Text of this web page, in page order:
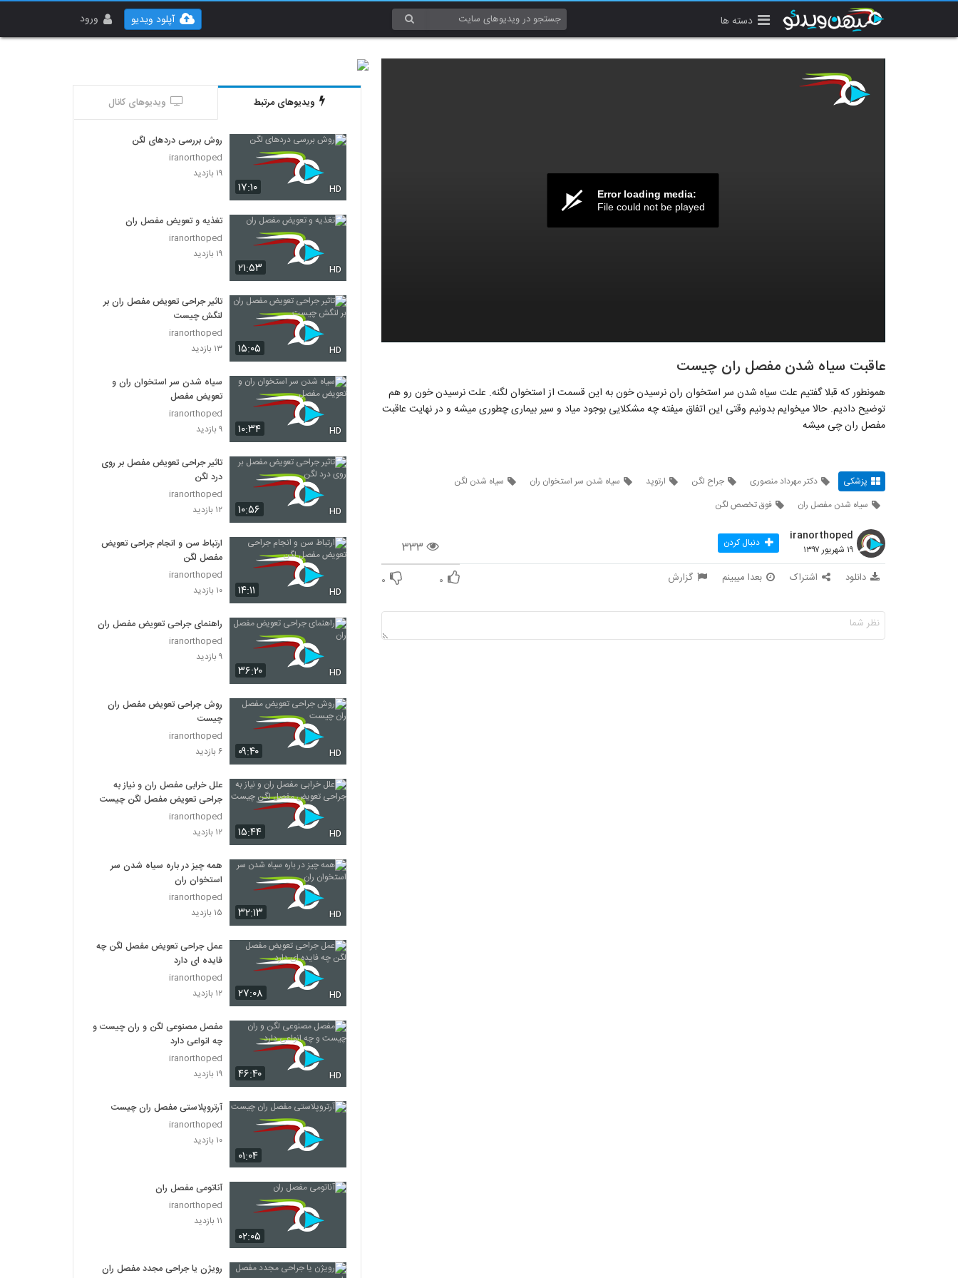
دسته ها ورود آپلود ویدیو
Error loading media:
File could not be played
عاقبت سیاه شدن مفصل ران چیست
همونطور که قبلا گفتیم علت سیاه شدن سر استخوان ران نرسیدن خون به این قسمت از استخوان لگنه. علت نرسیدن خون رو هم
توضیح دادیم. حالا میخوایم بدونیم وقتی این اتفاق میفته چه مشکلایی بوجود میاد و سیر بیماری چطوری میشه و در نهایت عاقبت
مفصل ران چی میشه
پزشکی دکتر مهرداد منصوری جراح لگن ارتوپد سیاه شدن سر استخوان ران
سیاه شدن لگن
سیاه شدن مفصل ران
فوق تخصص لگن
۳۳۳
iranorthoped
۱۹ شهریور ۱۳۹۷ دنبال کردن
دانلود اشتراک بعدا میبینم گزارش ۰ ۰
ویدیوهای مرتبط ویدیوهای کانال
۱۷:۱۰ HD
روش بررسی دردهای لگن
iranorthoped
۱۹ بازدید
۲۱:۵۳ HD
تغذیه و تعویض مفصل ران
iranorthoped
۱۹ بازدید
۱۵:۰۵ HD
تاثیر جراحی تعویض مفصل ران بر
لنگش چیست
iranorthoped
۱۳ بازدید
۱۰:۳۴ HD
سیاه شدن سر استخوان ران و
تعویض مفصل
iranorthoped
۹ بازدید
۱۰:۵۶ HD
تاثیر جراحی تعویض مفصل بر روی
درد لگن
iranorthoped
۱۲ بازدید
۱۴:۱۱ HD
ارتباط سن و انجام جراحی تعویض
مفصل لگن
iranorthoped
۱۰ بازدید
۳۶:۲۰ HD
راهنمای جراحی تعویض مفصل ران
iranorthoped
۹ بازدید
۰۹:۴۰ HD
روش جراحی تعویض مفصل ران
چیست
iranorthoped
۶ بازدید
۱۵:۴۴ HD
علل خرابی مفصل ران و نیاز به
جراحی تعویض مفصل لگن چیست
iranorthoped
۱۲ بازدید
۳۲:۱۳ HD
همه چیز در باره سیاه شدن سر
استخوان ران
iranorthoped
۱۵ بازدید
۲۷:۰۸ HD
عمل جراحی تعویض مفصل لگن چه
فایده ای دارد
iranorthoped
۱۲ بازدید
۴۶:۴۰ HD
مفصل مصنوعی لگن و ران چیست و
چه انواعی دارد
iranorthoped
۱۹ بازدید
۰۱:۰۴
آرتروپلاستی مفصل ران چیست
iranorthoped
۱۰ بازدید
۰۲:۰۵
آناتومی مفصل ران
iranorthoped
۱۱ بازدید
رویژن یا جراحی مجدد مفصل ران